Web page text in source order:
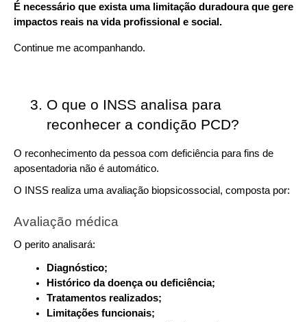
É necessário que exista uma limitação duradoura que gere
impactos reais na vida profissional e social.
Continue me acompanhando.
O que o INSS analisa para
reconhecer a condição PCD?
O reconhecimento da pessoa com deficiência para fins de
aposentadoria não é automático.
O INSS realiza uma avaliação biopsicossocial, composta por:
Avaliação médica
O perito analisará:
Diagnóstico;
Histórico da doença ou deficiência;
Tratamentos realizados;
Limitações funcionais;